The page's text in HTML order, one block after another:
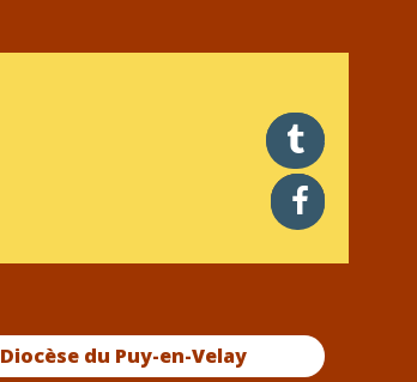
twitter
facebook
Diocèse du Puy-en-Velay